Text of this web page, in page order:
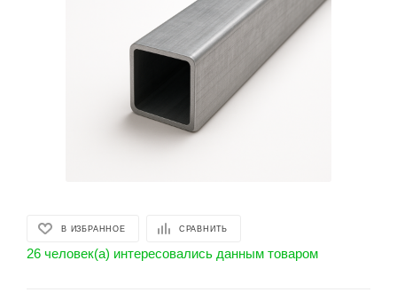
В ИЗБРАННОЕ СРАВНИТЬ
26 человек(а) интересовались данным товаром